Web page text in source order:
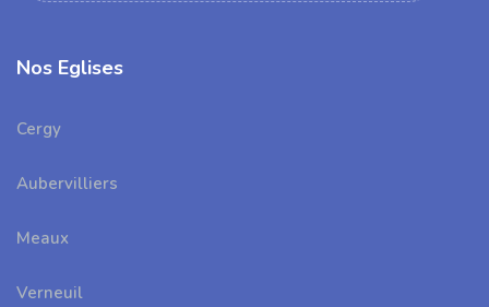
Nos Eglises
Cergy
Aubervilliers
Meaux
Verneuil